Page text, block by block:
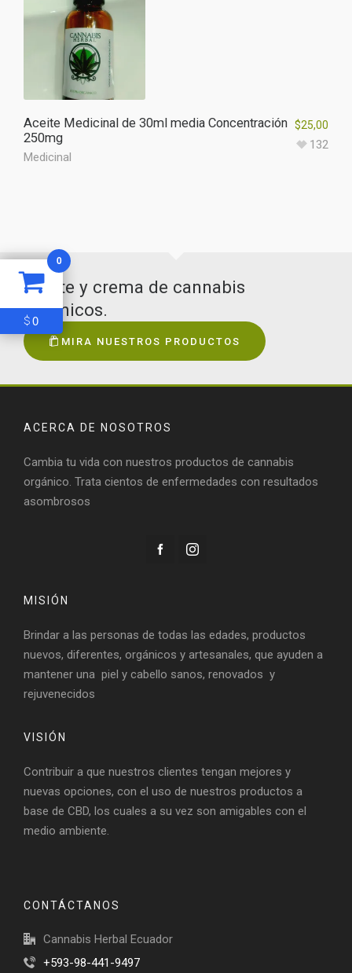
Aceite Medicinal de 30ml media Concentración
250mg
Medicinal
$25,00
132
Aceite y crema de cannabis
orgánicos.
MIRA NUESTROS PRODUCTOS
ACERCA DE NOSOTROS
Cambia tu vida con nuestros productos de cannabis
orgánico. Trata cientos de enfermedades con resultados
asombrosos
MISIÓN
Brindar a las personas de todas las edades, productos
nuevos, diferentes, orgánicos y artesanales, que ayuden a
mantener una piel y cabello sanos, renovados y
rejuvenecidos
VISIÓN
Contribuir a que nuestros clientes tengan mejores y
nuevas opciones, con el uso de nuestros productos a
base de CBD, los cuales a su vez son amigables con el
medio ambiente.
CONTÁCTANOS
Cannabis Herbal Ecuador
+593-98-441-9497
0
$0